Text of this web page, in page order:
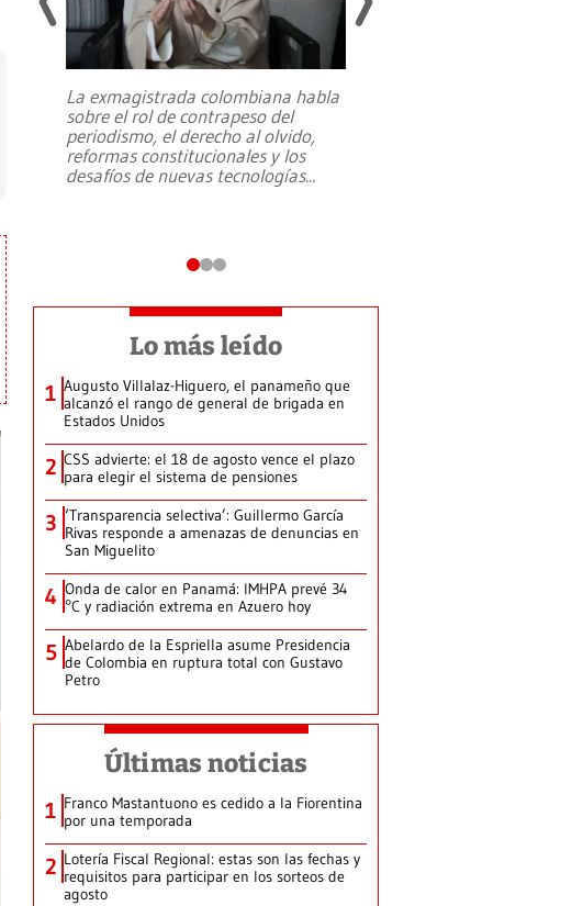
La exmagistrada colombiana habla
sobre el rol de contrapeso del
periodismo, el derecho al olvido,
reformas constitucionales y los
desafíos de nuevas tecnologías...
Lo más leído
1 Augusto Villalaz-Higuero, el panameño que
alcanzó el rango de general de brigada en
Estados Unidos
2 CSS advierte: el 18 de agosto vence el plazo
para elegir el sistema de pensiones
3 ‘Transparencia selectiva’: Guillermo García
Rivas responde a amenazas de denuncias en
San Miguelito
4 Onda de calor en Panamá: IMHPA prevé 34
°C y radiación extrema en Azuero hoy
5 Abelardo de la Espriella asume Presidencia
de Colombia en ruptura total con Gustavo
Petro
Últimas noticias
1 Franco Mastantuono es cedido a la Fiorentina
por una temporada
2 Lotería Fiscal Regional: estas son las fechas y
requisitos para participar en los sorteos de
agosto